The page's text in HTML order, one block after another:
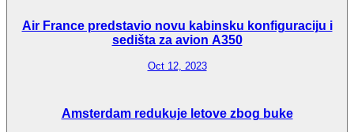
Air France predstavio novu kabinsku konfiguraciju i
sedišta za avion A350
Oct 12, 2023
Amsterdam redukuje letove zbog buke